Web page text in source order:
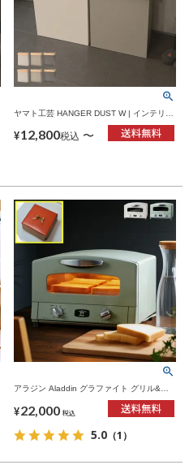
ヤマト工芸 HANGER DUST W | インテリア
¥12,800税込 〜
アラジン Aladdin グラファイト グリル&ト
ースター 4枚焼き | キッチン家電・オーブン
トースター
¥22,000 税込
5.0 （1）